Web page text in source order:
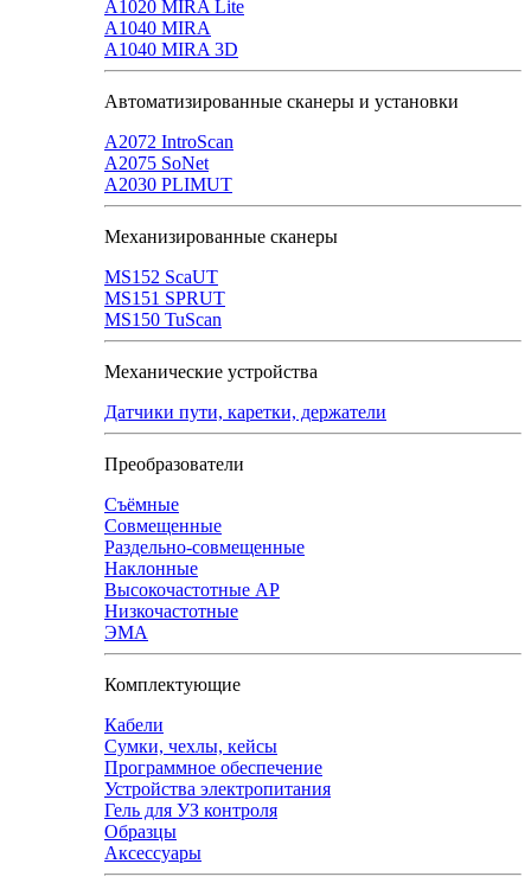
A1020 MIRA Lite
А1040 MIRA
A1040 MIRA 3D
Автоматизированные сканеры и установки
А2072 IntroScan
А2075 SoNet
А2030 PLIMUT
Механизированные сканеры
MS152 SсaUT
MS151 SPRUT
MS150 TuScan
Механические устройства
Датчики пути, каретки, держатели
Преобразователи
Съёмные
Совмещенные
Раздельно-совмещенные
Наклонные
Высокочастотные АР
Низкочастотные
ЭМА
Комплектующие
Кабели
Сумки, чехлы, кейсы
Программное обеспечение
Устройства электропитания
Гель для УЗ контроля
Образцы
Аксессуары